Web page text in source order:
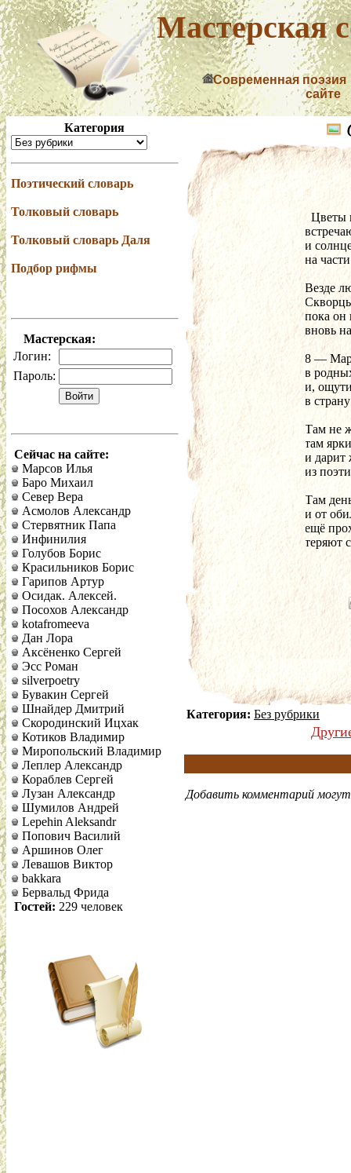
Мастерская
Современная поэзия
сайте
Категория
Поэтический словарь
Толковый словарь
Толковый словарь Даля
Подбор рифмы
Мастерская:
Логин:
Пароль:
Сейчас на сайте:
Марсов Илья
Баро Михаил
Север Вера
Асмолов Александр
Стервятник Папа
Инфинилия
Голубов Борис
Красильников Борис
Гарипов Артур
Осидак. Алексей.
Посохов Александр
kotafromeeva
Дан Лора
Аксёненко Сергей
Эсс Роман
silverpoetry
Бувакин Сергей
Шнайдер Дмитрий
Скородинский Ицхак
Котиков Владимир
Миропольский Владимир
Леплер Александр
Кораблев Сергей
Лузан Александр
Шумилов Андрей
Lepehin Aleksandr
Попович Василий
Аршинов Олег
Левашов Виктор
bakkara
Бервальд Фрида
Гостей: 229 человек
и
на
Везде
пока он
вновь
8 —
в
и,
в
Там не
там
и
из
Там
и от
ещё
теряют
Категория: Без рубрики
Добавить комментарий